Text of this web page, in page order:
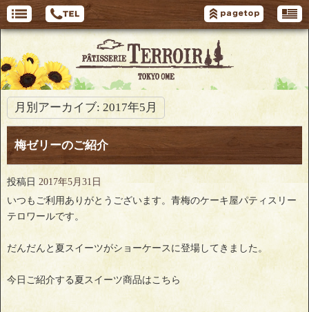
月別アーカイブ: 2017年5月
梅ゼリーのご紹介
投稿日 2017年5月31日
いつもご利用ありがとうございます。青梅のケーキ屋パティスリー
テロワールです。
だんだんと夏スイーツがショーケースに登場してきました。
今日ご紹介する夏スイーツ商品はこちら